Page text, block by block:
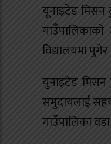
यूनाइटेड मिसन
गाउँपालिकाको
विद्यालयमा
युनाइटेड मिसन
समुदायलाई
गाउँपालिका